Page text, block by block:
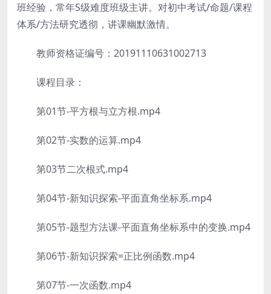
班经验，常年S级难度班级主讲。对初中考试/命题/课程
体系/方法研究透彻，讲课幽默激情。
教师资格证编号：20191110631002713
课程目录：
第01节-平方根与立方根.mp4
第02节-实数的运算.mp4
第03节二次根式.mp4
第04节-新知识探索-平面直角坐标系.mp4
第05节-题型方法课-平面直角坐标系中的变换.mp4
第06节-新知识探索=正比例函数.mp4
第07节-一次函数.mp4